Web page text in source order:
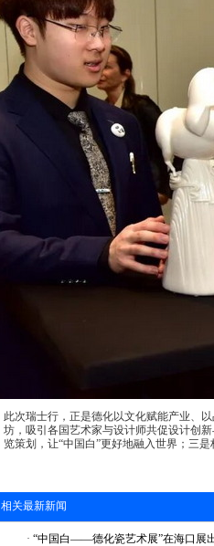
此次瑞士行，正是德化以文化赋能产业、
坊，吸引各国艺术家与设计师共促设计创
览策划，让“中国白”更好地融入世界；三
相关最新新闻
· “中国白——德化瓷艺术展”在海口展